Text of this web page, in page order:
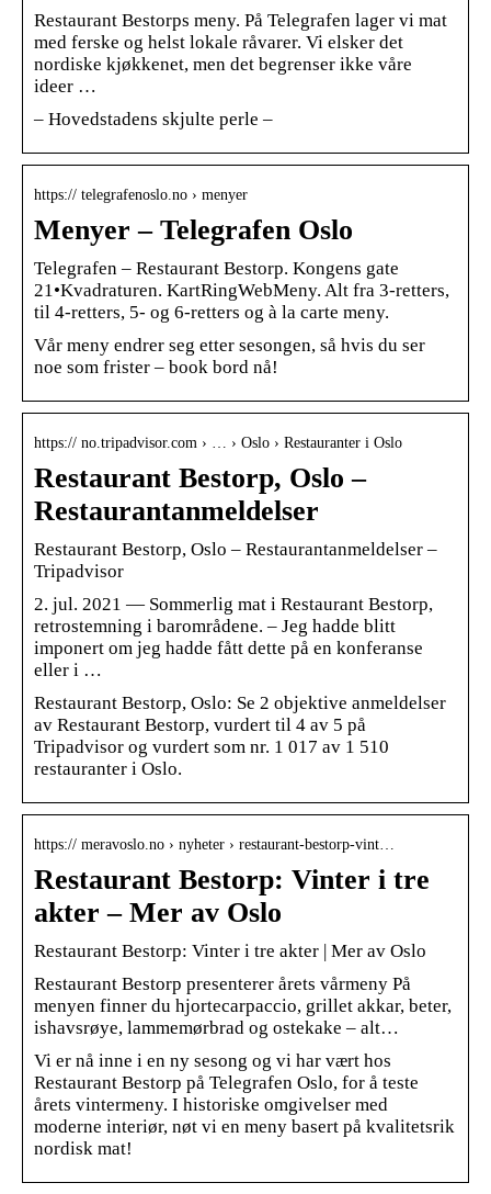
Restaurant Bestorps meny. På Telegrafen lager vi mat
med ferske og helst lokale råvarer. Vi elsker det
nordiske kjøkkenet, men det begrenser ikke våre
ideer …
– Hovedstadens skjulte perle –
https:// telegrafenoslo.no › menyer
Menyer – Telegrafen Oslo
Telegrafen – Restaurant Bestorp. Kongens gate
21•Kvadraturen. KartRingWebMeny. Alt fra 3-retters,
til 4-retters, 5- og 6-retters og à la carte meny.
Vår meny endrer seg etter sesongen, så hvis du ser
noe som frister – book bord nå!
https:// no.tripadvisor.com › … › Oslo › Restauranter i Oslo
Restaurant Bestorp, Oslo –
Restaurantanmeldelser
Restaurant Bestorp, Oslo – Restaurantanmeldelser –
Tripadvisor
2. jul. 2021 — Sommerlig mat i Restaurant Bestorp,
retrostemning i barområdene. – Jeg hadde blitt
imponert om jeg hadde fått dette på en konferanse
eller i …
Restaurant Bestorp, Oslo: Se 2 objektive anmeldelser
av Restaurant Bestorp, vurdert til 4 av 5 på
Tripadvisor og vurdert som nr. 1 017 av 1 510
restauranter i Oslo.
https:// meravoslo.no › nyheter › restaurant-bestorp-vint…
Restaurant Bestorp: Vinter i tre
akter – Mer av Oslo
Restaurant Bestorp: Vinter i tre akter | Mer av Oslo
Restaurant Bestorp presenterer årets vårmeny På
menyen finner du hjortecarpaccio, grillet akkar, beter,
ishavsrøye, lammemørbrad og ostekake – alt…
Vi er nå inne i en ny sesong og vi har vært hos
Restaurant Bestorp på Telegrafen Oslo, for å teste
årets vintermeny. I historiske omgivelser med
moderne interiør, nøt vi en meny basert på kvalitetsrik
nordisk mat!